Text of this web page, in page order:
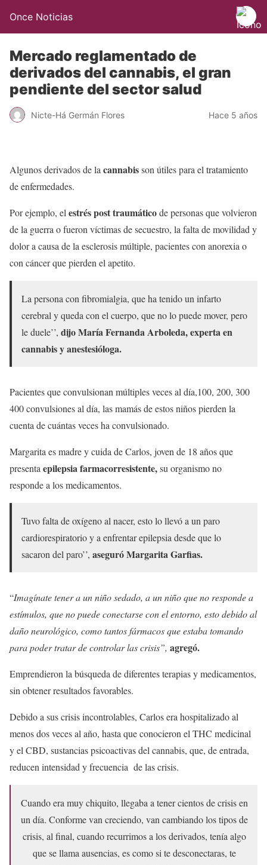
Once Noticias
Mercado reglamentado de
derivados del cannabis, el gran
pendiente del sector salud
Nicte-Há Germán Flores Hace 5 años
Algunos derivados de la cannabisson útiles para el tratamiento
de enfermedades.
Por ejemplo, el estrés post traumáticode personas que volvieron
de la guerra o fueron víctimas de secuestro, la falta de movilidad y
dolor a causa de la esclerosis múltiple, pacientes con anorexia o
con cáncer que pierden el apetito.
La persona con fibromialgia, que ha tenido un infarto
cerebral y queda con el cuerpo, que no lo puede mover, pero
le duele’’, dijo María Fernanda Arboleda, experta en
cannabis y anestesióloga.
Pacientes que convulsionan múltiples veces al día,100, 200, 300
400 convulsiones al día, las mamás de estos niños pierden la
cuenta de cuántas veces ha convulsionado.
Margarita es madre y cuida de Carlos, joven de 18 años que
presenta epilepsia farmacorresistente,su organismo no
responde a los medicamentos.
Tuvo falta de oxígeno al nacer, esto lo llevó a un paro
cardiorespiratorio y a enfrentar epilepsia desde que lo
sacaron del paro’’, aseguró Margarita Garfias.
“Imagínate tener a un niño sedado, a un niño que no responde a
estímulos, que no puede conectarse con el entorno, esto debido al
daño neurológico, como tantos fármacos que estaba tomando
para poder tratar de controlar las crisis”, agregó.
Emprendieron la búsqueda de diferentes terapias y medicamentos,
sin obtener resultados favorables.
Debido a sus crisis incontrolables, Carlos era hospitalizado al
menos dos veces al año, hasta que conocieron el THC medicinal
y el CBD, sustancias psicoactivas del cannabis, que, de entrada,
reducen intensidad y frecuencia de las crisis.
Cuando era muy chiquito, llegaba a tener cientos de crisis en
un día. Conforme van creciendo, van cambiando los tipos de
crisis, al final, cuando recurrimos a los derivados, tenía algo
que se llama ausencias, es como si te desconectaras, te